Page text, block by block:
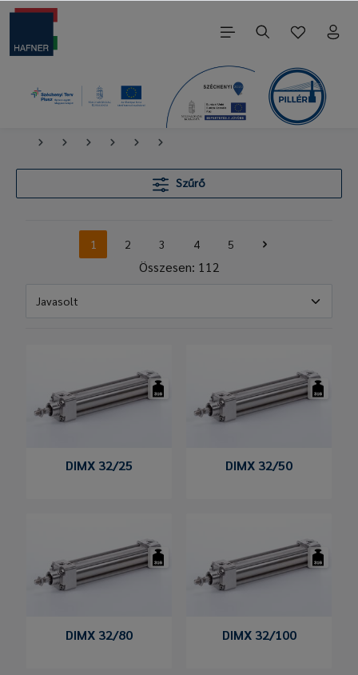
Szűrő
1 2 3 4 5
Összesen: 112
DIMX 32/25 DIMX 32/50
DIMX 32/80 DIMX 32/100